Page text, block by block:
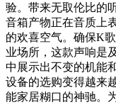
验。带来无取伦比的
音箱产物正在音质上
的欢喜空气。确保K
业场所，这款声响是
中展示出不变的机能
设备的选购变得越来
能家居糊口的神驰。